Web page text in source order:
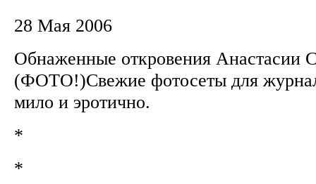
28 Мая 2006
Обнаженные откровения Анастасии
(ФОТО!)Свежие фотосеты для
мило и эротично.
*
*